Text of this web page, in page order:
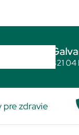
821
pre zdravie